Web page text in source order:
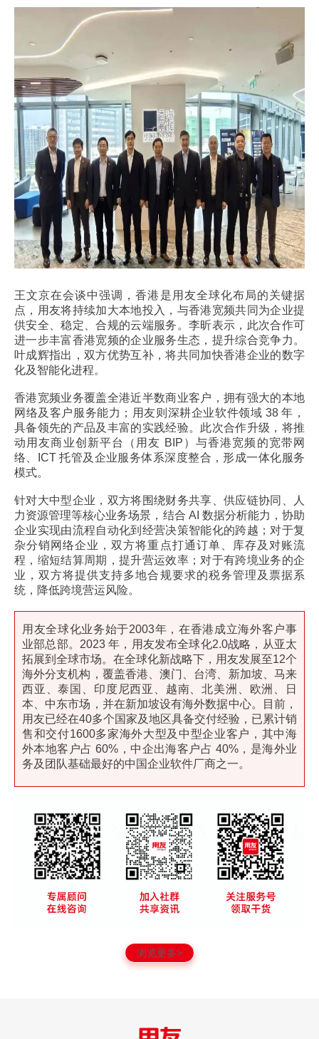
王文京在会谈中强调，香港是用友全球化布局的关键据
点，用友将持续加大本地投入，与香港宽频共同为企业提
供安全、稳定、合规的云端服务。李昕表示，此次合作可
进一步丰富香港宽频的企业服务生态，提升综合竞争力。
叶成辉指出，双方优势互补，将共同加快香港企业的数字
化及智能化进程。
香港宽频业务覆盖全港近半数商业客户，拥有强大的本地
网络及客户服务能力；用友则深耕企业软件领域 38 年，
具备领先的产品及丰富的实践经验。此次合作升级，将推
动用友商业创新平台（用友 BIP）与香港宽频的宽带网
络、ICT 托管及企业服务体系深度整合，形成一体化服务
模式。
针对大中型企业，双方将围绕财务共享、供应链协同、人
力资源管理等核心业务场景，结合 AI 数据分析能力，协助
企业实现由流程自动化到经营决策智能化的跨越；对于复
杂分销网络企业，双方将重点打通订单、库存及对账流
程，缩短结算周期，提升营运效率；对于有跨境业务的企
业，双方将提供支持多地合规要求的税务管理及票据系
统，降低跨境营运风险。
用友全球化业务始于2003年，在香港成立海外客户事
业部总部。2023 年，用友发布全球化2.0战略，从亚太
拓展到全球市场。在全球化新战略下，用友发展至12个
海外分支机构，覆盖香港、澳门、台湾、新加坡、马来
西亚、泰国、印度尼西亚、越南、北美洲、欧洲、日
本、中东市场，并在新加坡设有海外数据中心。目前，
用友已经在40多个国家及地区具备交付经验，已累计销
售和交付1600多家海外大型及中型企业客户，其中海
外本地客户占 60%，中企出海客户占 40%，是海外业
务及团队基础最好的中国企业软件厂商之一。
浏览更多>